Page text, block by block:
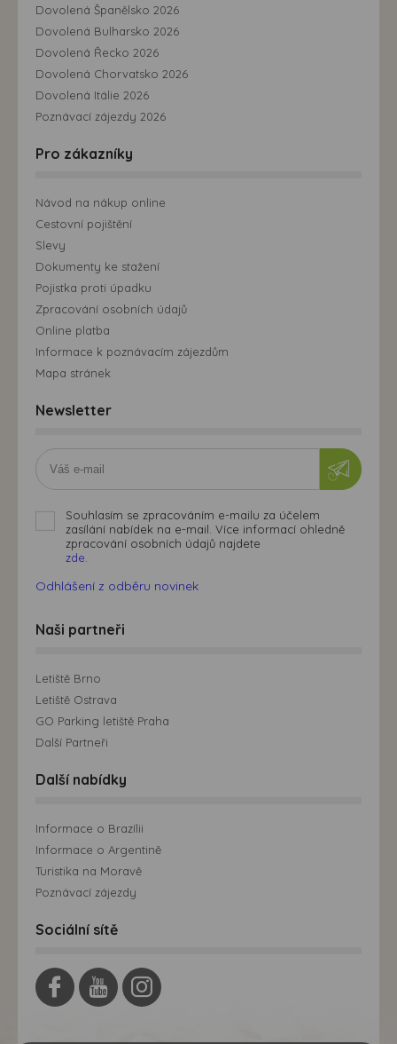
Dovolená Španělsko 2026
Dovolená Bulharsko 2026
Dovolená Řecko 2026
Dovolená Chorvatsko 2026
Dovolená Itálie 2026
Poznávací zájezdy 2026
Pro zákazníky
Návod na nákup online
Cestovní pojištění
Slevy
Dokumenty ke stažení
Pojistka proti úpadku
Zpracování osobních údajů
Online platba
Informace k poznávacím zájezdům
Mapa stránek
Newsletter
Souhlasím se zpracováním e-mailu za účelem
zasílání nabídek na e-mail. Více informací ohledně
zpracování osobních údajů najdete
zde.
Odhlášení z odběru novinek
Naši partneři
Letiště Brno
Letiště Ostrava
GO Parking letiště Praha
Další Partneři
Další nabídky
Informace o Brazílii
Informace o Argentině
Turistika na Moravě
Poznávací zájezdy
Sociální sítě